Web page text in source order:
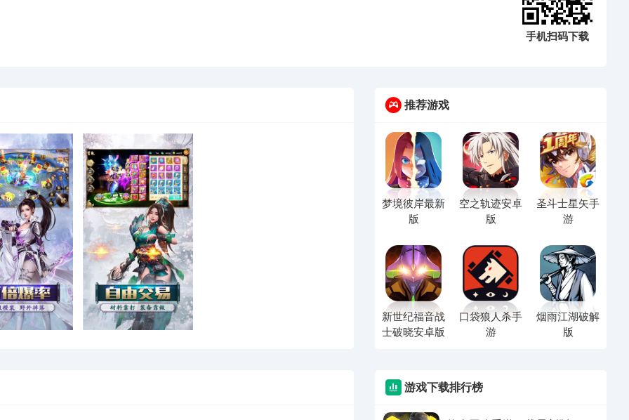
手机扫码下载
推荐游戏
梦境彼岸最新
版
空之轨迹安卓
版
圣斗士星矢手
游
新世纪福音战
士破晓安卓版
口袋狼人杀手
游
烟雨江湖破解
版
游戏下载排行榜